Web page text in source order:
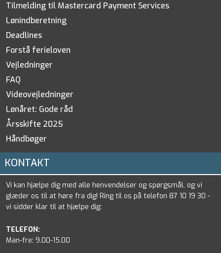
Tilmelding til Mastercard Payment Services
Lønindberetning
Deadlines
Forstå ferieloven
Vejledninger
FAQ
Videovejledninger
Lønåret: Gode råd
Årsskifte 2025
Håndbøger
KONTAKT
Vi kan hjælpe dig med alle henvendelser og spørgsmål, og vi
glæder os til at høre fra dig! Ring til os på telefon 87 10 19 30 -
vi sidder klar til at hjælpe dig:
TELEFON:
Man-fre: 9.00-15.00